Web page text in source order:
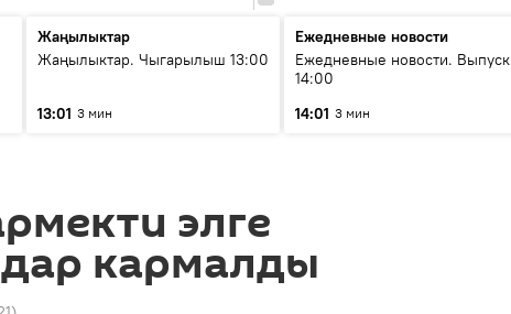
Жаңылыктар
Жаңылыктар. Чыгарылыш 13:00
13:01 3 мин
Ежедневные новости
Ежедневные новости. Выпуск
14:00
14:01 3 мин
элге
кармалды